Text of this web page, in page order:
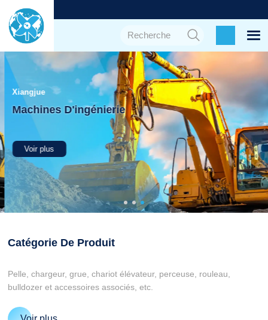
Xiangjue
Machines D'ingénierie
Voir plus
Catégorie De Produit
Pelle, chargeur, grue, chariot élévateur, perceuse, rouleau,
bulldozer et accessoires associés, etc.